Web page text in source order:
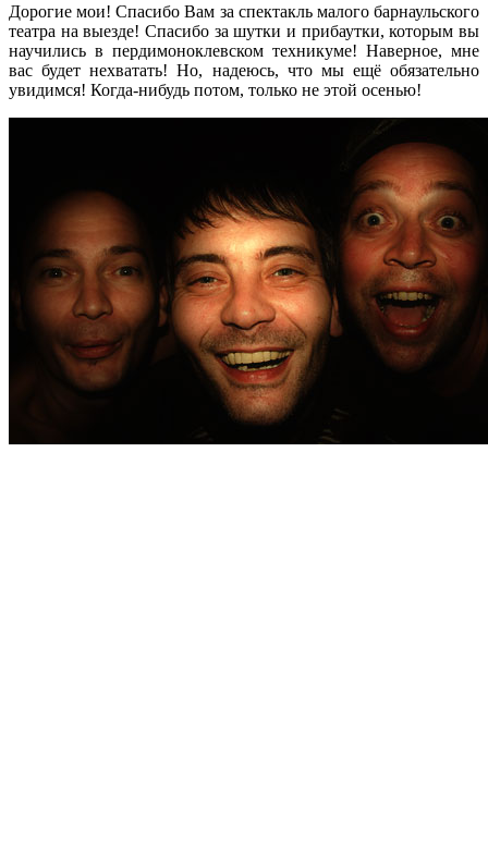
Дорогие мои! Спасибо Вам за спектакль малого барнаульского
театра на выезде! Спасибо за шутки и прибаутки, которым вы
научились в пердимоноклевском техникуме! Наверное, мне
вас будет нехватать! Но, надеюсь, что мы ещё обязательно
увидимся! Когда-нибудь потом, только не этой осенью!